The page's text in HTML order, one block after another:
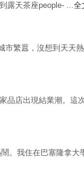
露天茶座people- ...全
市繁囂，沒想到天天
品店出現結業潮。這
。我住在巴塞隆拿大